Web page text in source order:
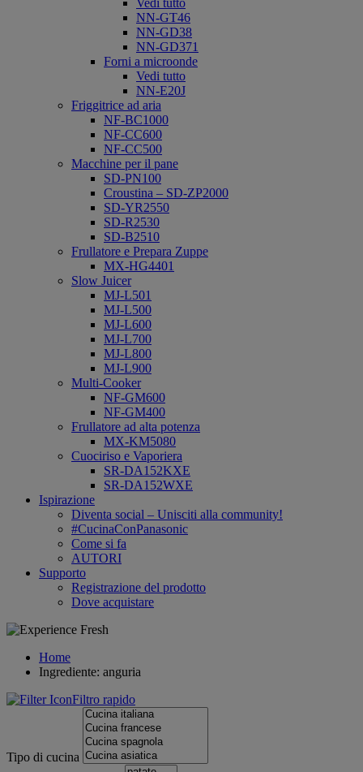
Vedi tutto
NN-GT46
NN-GD38
NN-GD371
Forni a microonde
Vedi tutto
NN-E20J
Friggitrice ad aria
NF-BC1000
NF-CC600
NF-CC500
Macchine per il pane
SD-PN100
Croustina – SD-ZP2000
SD-YR2550
SD-R2530
SD-B2510
Frullatore e Prepara Zuppe
MX-HG4401
Slow Juicer
MJ-L501
MJ-L500
MJ-L600
MJ-L700
MJ-L800
MJ-L900
Multi-Cooker
NF-GM600
NF-GM400
Frullatore ad alta potenza
MX-KM5080
Cuociriso e Vaporiera
SR-DA152KXE
SR-DA152WXE
Ispirazione
Diventa social – Unisciti alla community!
#CucinaConPanasonic
Come si fa
AUTORI
Supporto
Registrazione del prodotto
Dove acquistare
Home
Ingrediente: anguria
Filtro rapido
Tipo di cucina